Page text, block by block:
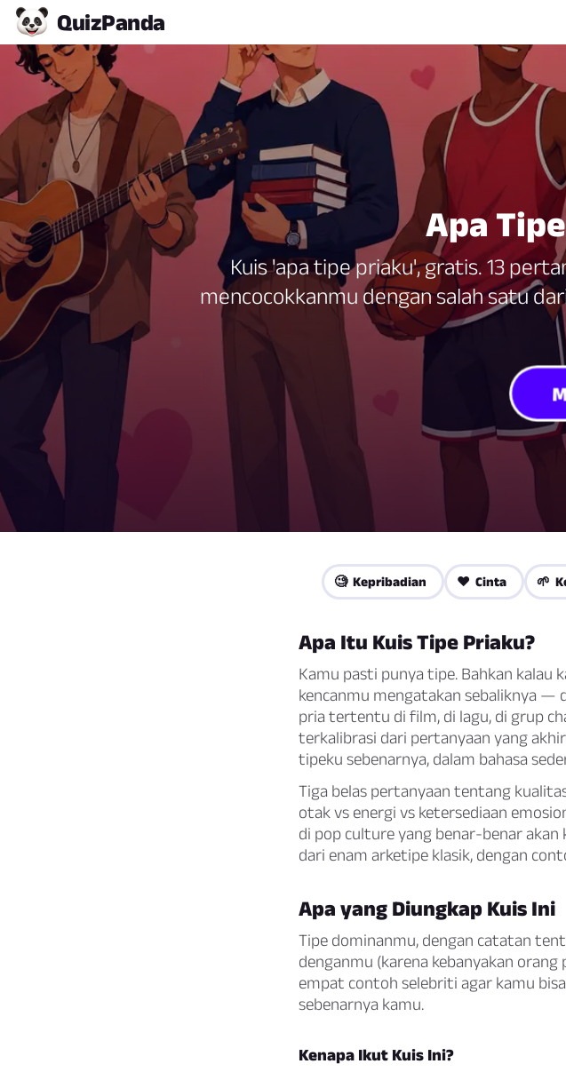
QuizPanda
Apa
Kuis 'apa tipe priaku', gratis. 13
mencocokkanmu dengan salah satu
🧐 Kepribadian ❤️ Cinta 🌱
Apa Itu Kuis Tipe Priaku?
Kamu pasti punya tipe. Bahkan kalau
kencanmu mengatakan sebaliknya —
pria tertentu di film, di lagu, di grup
terkalibrasi dari pertanyaan yang
tipeku sebenarnya, dalam bahasa
Tiga belas pertanyaan tentang
otak vs energi vs ketersediaan
di pop culture yang benar-benar akan
dari enam arketipe klasik, dengan
Apa yang Diungkap Kuis Ini
Tipe dominanmu, dengan catatan
denganmu (karena kebanyakan
empat contoh selebriti agar kamu
sebenarnya kamu.
Kenapa Ikut Kuis Ini?